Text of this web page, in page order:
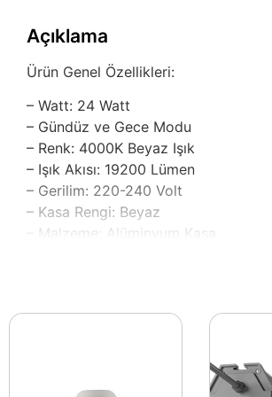
Açıklama
Ürün Genel Özellikleri:
– Watt: 24 Watt
– Gündüz ve Gece Modu
– Renk: 4000K Beyaz Işık
– Işık Akısı: 19200 Lümen
– Gerilim: 220-240 Volt
– Kasa Rengi: Beyaz
– Malzeme: Alüminyum Kasa
– PS LGP 3 mm
Modern yaşam alanlarında